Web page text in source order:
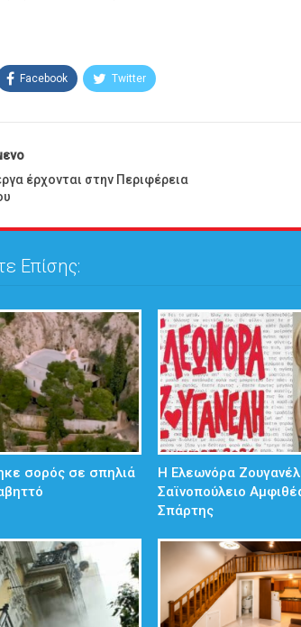
Facebook Twitter
έρχονται στην Περιφέρεια
Επίσης:
σορός σε σπηλιά
Η Ελεωνόρα
Σαϊνοπούλειο
Σπάρτης